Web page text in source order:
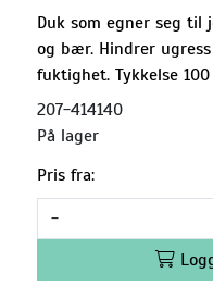
Duk som egner seg
og bær. Hindrer
fuktighet. Tykkelse
207-414140
På lager
Pris fra:
-